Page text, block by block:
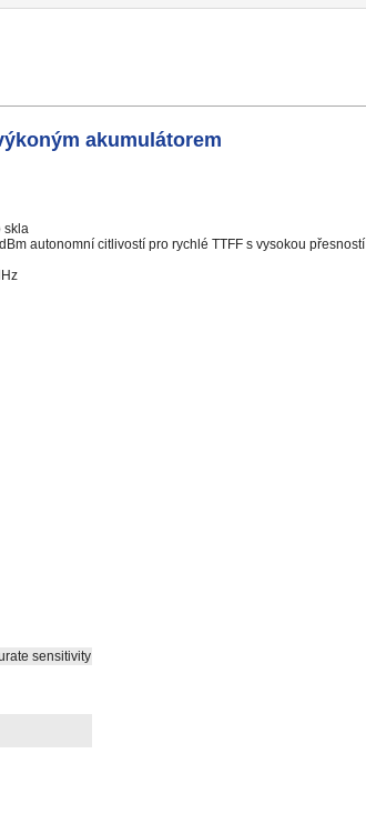
akumulátorem
skla
autonomní citlivostí pro rychlé TTFF s vysokou přesností
sensitivity